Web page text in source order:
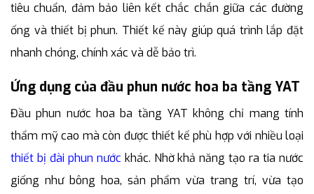
tiêu chuẩn, đảm bảo liên kết chắc chắn giữa các đường
ống và thiết bị phun. Thiết kế này giúp quá trình lắp đặt
nhanh chóng, chính xác và dễ bảo trì.
Ứng dụng của đầu phun nước hoa ba tầng YAT
Đầu phun nước hoa ba tầng YAT không chỉ mang tính
thẩm mỹ cao mà còn được thiết kế phù hợp với nhiều loại
thiết bị đài phun nướckhác. Nhờ khả năng tạo ra tia nước
giống như bông hoa, sản phẩm vừa trang trí, vừa tạo